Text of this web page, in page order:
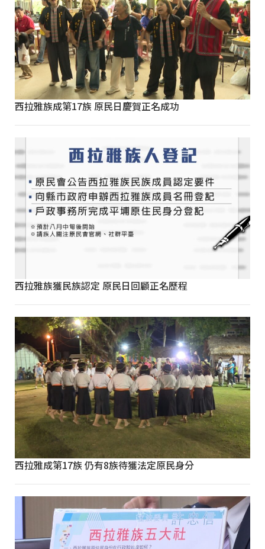
西拉雅族成第17族 原民日慶賀正名成功
西拉雅族獲民族認定 原民日回顧正名歷程
西拉雅成第17族 仍有8族待獲法定原民身分